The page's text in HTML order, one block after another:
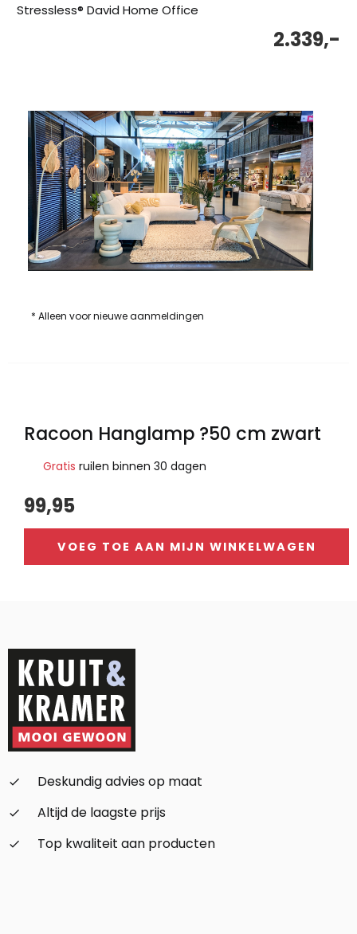
Stressless® David Home Office
2.339,-
* Alleen voor nieuwe aanmeldingen
Racoon Hanglamp ?50 cm zwart
Gratis ruilen binnen 30 dagen
99,95
VOEG TOE AAN MIJN WINKELWAGEN
check_small
Deskundig advies op maat
check_small
Altijd de laagste prijs
check_small
Top kwaliteit aan producten